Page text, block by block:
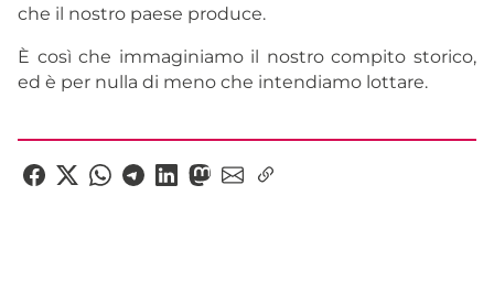
che il nostro paese produce.
È così che immaginiamo il nostro compito storico,
ed è per nulla di meno che intendiamo lottare.